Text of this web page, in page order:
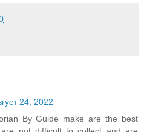
24, 2022
By Guide make are the best